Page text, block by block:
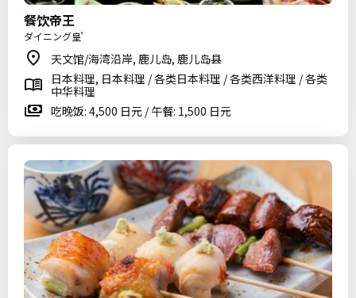
餐饮帝王
ダイニング皇’
天文馆/海湾沿岸, 鹿儿岛, 鹿儿岛县
日本料理, 日本料理 / 各类日本料理 / 各类西洋料理 / 各类
中华料理
吃晚饭: 4,500 日元 / 午餐: 1,500 日元